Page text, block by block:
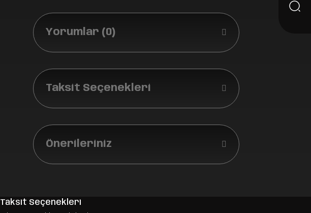
Yorumlar (0)
Taksit Seçenekleri
Önerileriniz
Taksit Seçenekleri